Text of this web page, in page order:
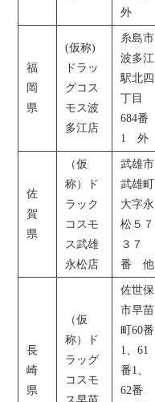
外
福
岡
県
(仮称)
ドラッ
グコス
モス波
多江店
糸島市
波多江
駅北四
丁目
684番
1 外
佐
賀
県
（仮
称）ド
ラック
コスモ
ス武雄
永松店
武雄市
武雄町
大字永
松５７
３７
番 他
長
崎
県
（仮
称）ド
ラッグ
コスモ
佐世保
市早苗
町60番
1、61
番1、
62番